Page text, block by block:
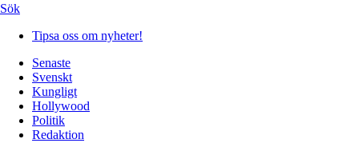
Sök
Tipsa oss om nyheter!
Senaste
Svenskt
Kungligt
Hollywood
Politik
Redaktion